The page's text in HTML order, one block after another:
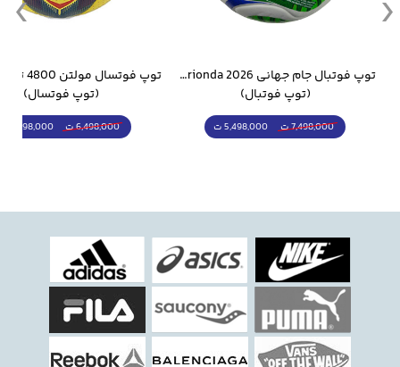
توپ فوتبال جام جهانی 2026 Trionda مشابه اورجینال
(توپ فوتبال)
7,498,000 ت 5,498,000 ت
(توپ فوتسال)
6,498,000 ت 5,298,000 ت